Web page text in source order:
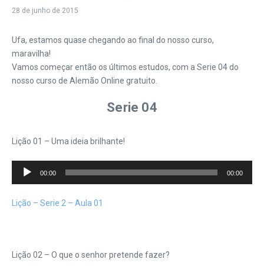
28 de junho de 2015
Ufa, estamos quase chegando ao final do nosso curso,
maravilha!
Vamos começar então os últimos estudos, com a Serie 04 do
nosso curso de Alemão Online gratuito.
Serie 04
Lição 01 – Uma ideia brilhante!
Tocador
00:00 00:00
Lição – Serie 2 – Aula 01
Lição 02 – O que o senhor pretende fazer?